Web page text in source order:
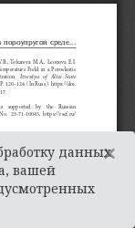
данных
вашей
×